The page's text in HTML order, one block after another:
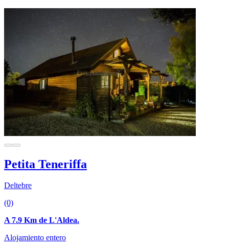
Petita Teneriffa
Deltebre
(0)
A 7.9 Km de L'Aldea.
Alojamiento entero